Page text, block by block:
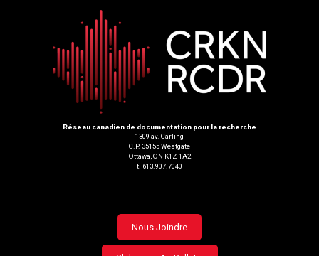
Réseau canadien de documentation pour la recherche
1309 av. Carling
C.P. 35155 Westgate
Ottawa, ON K1Z 1A2
t. 613.907.7040
Footer
menu
Nous Joindre